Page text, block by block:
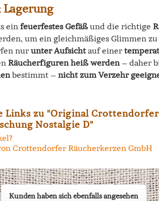
Lagerung
ein feuerfestes Gefäß und die richtige
um ein gleichmäßiges Glimmen
nur unter Aufsichtauf einer
Räucherfiguren heiß werden– daher
bestimmt – nicht zum Verzehr
Links zu "Original
Nostalgie D"
Crottendorfer Räucherkerzen GmbH
Kunden haben sich ebenfalls angesehen